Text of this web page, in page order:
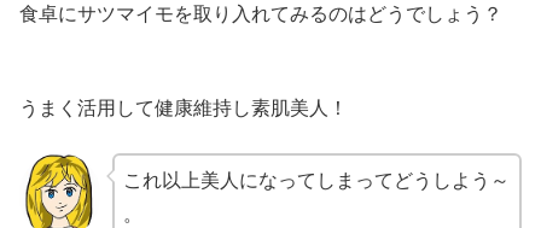
食卓にサツマイモを取り入れてみるのはどうでしょう？
うまく活用して健康維持し素肌美人！
これ以上美人になってしまってどうしよう～
。